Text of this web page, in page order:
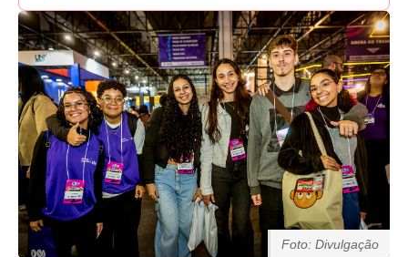
Foto: Divulgação